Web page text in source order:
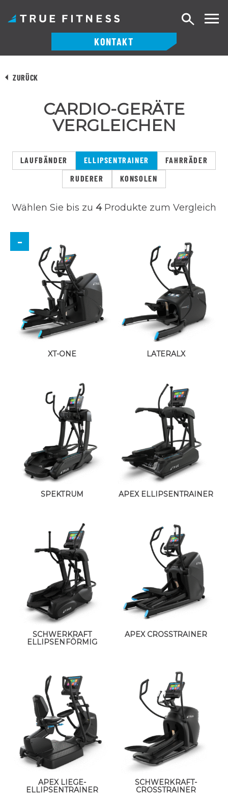
Inhalt
KONTAKT
Suche
ZURÜCK
CARDIO-GERÄTE
VERGLEICHEN
LAUFBÄNDER ELLIPSENTRAINER
FAHRRÄDER
RUDERER
KONSOLEN
Wählen Sie bis zu 4Produkte zum Vergleich
XT-ONE LATERALX
SPEKTRUM APEX ELLIPSENTRAINER
SCHWERKRAFT
ELLIPSENFÖRMIG
APEX CROSSTRAINER
APEX LIEGE-
ELLIPSENTRAINER
SCHWERKRAFT-
CROSSTRAINER